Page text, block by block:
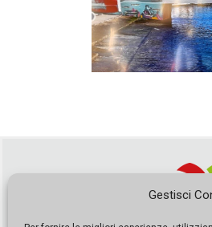
Gestisci